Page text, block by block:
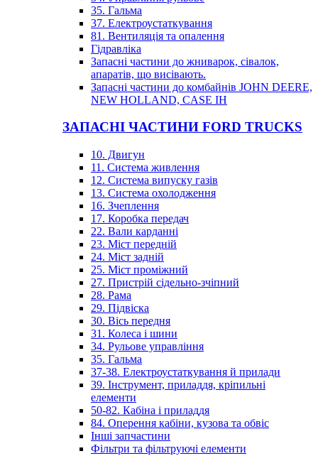
35. Гальма
37. Електроустаткування
81. Вентиляція та опалення
Гідравліка
Запасні частини до жниварок, сівалок,
апаратів, що висівають.
Запасні частини до комбайнів JOHN DEERE,
NEW HOLLAND, CASE IH
ЗАПАСНІ ЧАСТИНИ FORD TRUCKS
10. Двигун
11. Система живлення
12. Система випуску газів
13. Система охолодження
16. Зчеплення
17. Коробка передач
22. Вали карданні
23. Міст передній
24. Міст задній
25. Міст проміжний
27. Пристрій сідельно-зчіпний
28. Рама
29. Підвіска
30. Вісь передня
31. Колеса і шини
34. Рульове управління
35. Гальма
37-38. Електроустаткування й прилади
39. Інструмент, приладдя, кріпильні
елементи
50-82. Кабіна і приладдя
84. Оперення кабіни, кузова та обвіс
Інші запчастини
Фільтри та фільтруючі елементи